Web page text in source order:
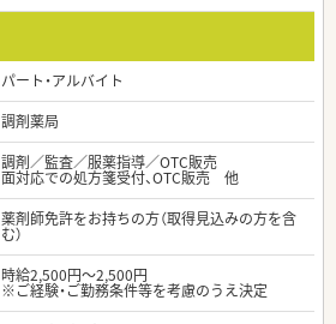
パート・アルバイト
調剤薬局
調剤／監査／服薬指導／OTC販売
面対応での処方箋受付、OTC販売 他
薬剤師免許をお持ちの方（取得見込みの方を含
む）
時給2,500円～2,500円
※ご経験・ご勤務条件等を考慮のうえ決定